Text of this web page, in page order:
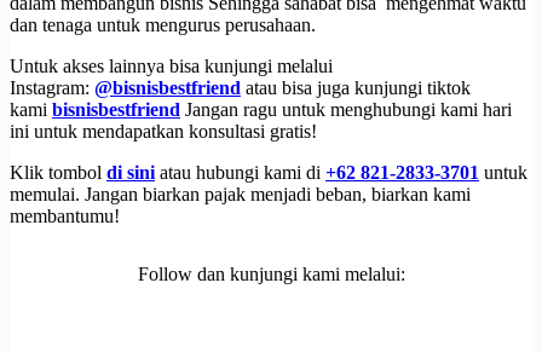
dan tenaga untuk mengurus perusahaan.
Untuk akses lainnya bisa kunjungi melalui
Instagram: @bisnisbestfriend atau bisa juga kunjungi tiktok
kami bisnisbestfriend Jangan ragu untuk menghubungi kami hari
ini untuk mendapatkan konsultasi gratis!
Klik tombol di sini atau hubungi kami di +62 821-2833-3701 untuk
memulai. Jangan biarkan pajak menjadi beban, biarkan kami
membantumu!
Follow dan kunjungi kami melalui: